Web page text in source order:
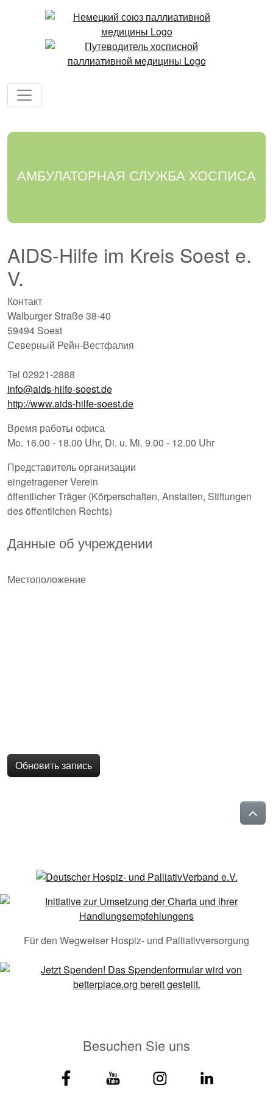
АМБУЛАТОРНАЯ СЛУЖБА ХОСПИСА
AIDS-Hilfe im Kreis Soest e.
V.
Контакт
Walburger Straße 38-40
59494 Soest
Северный Рейн-Вестфалия
Tel 02921-2888
info@aids-hilfe-soest.de
http://www.aids-hilfe-soest.de
Время работы офиса
Mo. 16.00 - 18.00 Uhr, Di. u. Mi. 9.00 - 12.00 Uhr
Представитель организации
eingetragener Verein
öffentlicher Träger (Körperschaften, Anstalten, Stiftungen
des öffentlichen Rechts)
Данные об учреждении
Местоположение
Обновить запись
Für den Wegweiser Hospiz- und Palliativversorgung
Besuchen Sie uns